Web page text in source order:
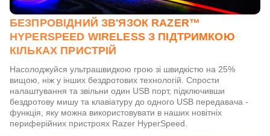
БЕЗПРОВІДНИЙ ЗВ'ЯЗОК RAZER™
HYPERSPEED WIRELESS З ПІДТРИМКОЮ
КІЛЬКАХ ПРИСТРІЙ
Насолоджуйся ультрашвидкою грою зі швидкістю на 25%
вищою, ніж у інших бездротових технологій. Спрости
налаштування та звільни один USB порт, підключивши
бездротову мишу та клавіатуру до одного USB передавача -
функція, яку можна використовувати в наших новітніх
периферійних пристроях Razer HyperSpeed.